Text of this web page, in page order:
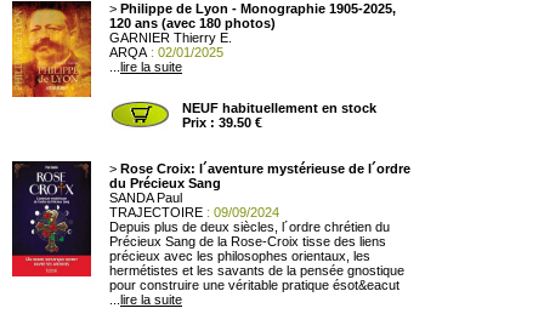
> Philippe de Lyon - Monographie 1905-2025,
120 ans (avec 180 photos)
GARNIER Thierry E.
ARQA : 02/01/2025
lire la suite
NEUF habituellement en stock
Prix : 39.50 €
> Rose Croix: l´aventure mystérieuse de l´ordre
du Précieux Sang
SANDA Paul
TRAJECTOIRE : 09/09/2024
Depuis plus de deux siècles, l´ordre chrétien du
Précieux Sang de la Rose-Croix tisse des liens
précieux avec les philosophes orientaux, les
hermétistes et les savants de la pensée gnostique
pour construire une véritable pratique ésot&eacut
lire la suite